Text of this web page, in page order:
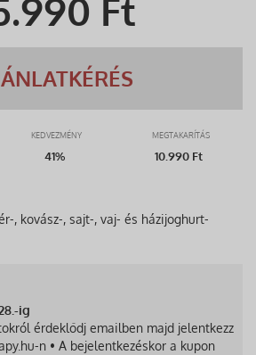
Ft
KEDVEZMÉNY MEGTAKARÍTÁS
41% 10.990 Ft
, kovász-, sajt-, vaj- és házijoghurt-
ig
érdeklődj emailben majd jelentkezz
n • A bejelentkezéskor a kupon